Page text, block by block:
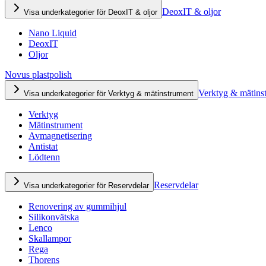
Visa underkategorier för DeoxIT & oljor DeoxIT & oljor
Nano Liquid
DeoxIT
Oljor
Novus plastpolish
Visa underkategorier för Verktyg & mätinstrument Verktyg &
Verktyg
Mätinstrument
Avmagnetisering
Antistat
Lödtenn
Visa underkategorier för Reservdelar Reservdelar
Renovering av gummihjul
Silikonvätska
Lenco
Skallampor
Rega
Thorens